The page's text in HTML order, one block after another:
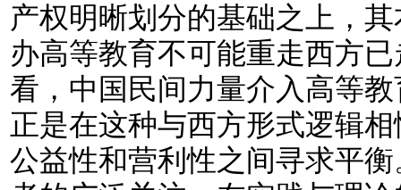
产权明晰划分的基础之上，
办高等教育不可能重走西方
看，中国民间力量介入高等
正是在这种与西方形式逻辑
公益性和营利性之间寻求平